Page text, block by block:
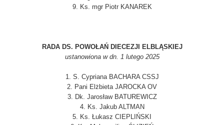
9. Ks. mgr Piotr KANAREK
RADA DS. POWOŁAŃ DIECEZJI ELBLĄSKIEJ
ustanowiona w dn. 1 lutego 2025
1. S. Cypriana BACHARA CSSJ
2. Pani Elżbieta JAROCKA OV
3. Dk. Jarosław BATUREWICZ
4. Ks. Jakub ALTMAN
5. Ks. Łukasz CIEPLIŃSKI